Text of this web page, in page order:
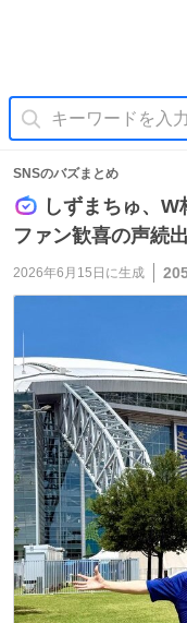
SNSのバズまとめ
しずまちゅ、
ファン歓喜の声続出
2026年6月15日 に生成